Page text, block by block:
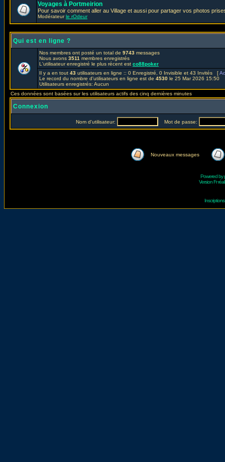
Voyages à Portmeirion
Pour savoir comment aller au Village et aussi pour partager vos photos
Modérateurle rOdeur
Qui est en ligne ?
Nos membres ont posté un total de 9743 messages
Nous avons 3511 membres enregistrés
L'utilisateur enregistré le plus récent est co88poker
Il y a en tout 43 utilisateurs en ligne :: 0 Enregistré, 0 Invisible et 43 Invités [
Le record du nombre d'utilisateurs en ligne est de 4530 le 25 Mar 2026 15:50
Utilisateurs enregistrés: Aucun
Ces données sont basées sur les utilisateurs actifs des cinq dernières minutes
Connexion
Nom d'utilisateur: Mot de passe:
Nouveaux messages
Powered by
Version Fr